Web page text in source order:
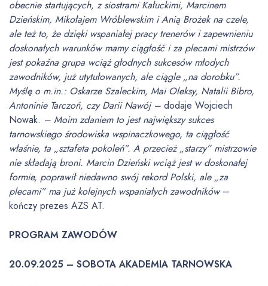
obecnie startujących, z siostrami Kałuckimi, Marcinem
Dzieńskim, Mikołajem Wróblewskim i Anią Brożek na czele,
ale też to, że dzięki wspaniałej pracy trenerów i zapewnieniu
doskonałych warunków mamy ciągłość i za plecami mistrzów
jest pokaźna grupa wciąż głodnych sukcesów młodych
zawodników, już utytułowanych, ale ciągle „na dorobku”.
Myślę o m.in.: Oskarze Szaleckim, Mai Oleksy, Natalii Bibro,
Antoninie Tarczoń, czy Darii Nawój – dodaje Wojciech
Nowak. – Moim zdaniem to jest największy sukces
tarnowskiego środowiska wspinaczkowego, ta ciągłość
właśnie, ta „sztafeta pokoleń”. A przecież „starzy” mistrzowie
nie składają broni. Marcin Dzieński wciąż jest w doskonałej
formie, poprawił niedawno swój rekord Polski, ale „za
plecami” ma już kolejnych wspaniałych zawodników–
kończy prezes AZS AT.
PROGRAM ZAWODÓW
20.09.2025 – SOBOTA AKADEMIA TARNOWSKA